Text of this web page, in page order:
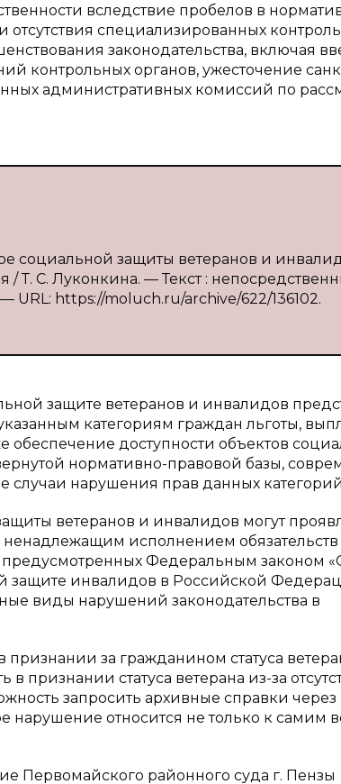
вследствие пробелов в
специализированных
законодательства, включая
контрольных органов, ужесточение
административных комиссий по
социальной защиты ветеранов и
/ Т. С. Луконкина. — Текст :
https://moluch.ru/archive/622/136102.
защите ветеранов и инвалидов
категориям граждан льготы,
доступности объектов
нормативно-правовой базы,
случаи нарушения прав данных
ветеранов и инвалидов могут
исполнением обязательств
Федеральным законом
защите инвалидов в Российской
виды нарушений законодательства в
признании за гражданином статуса
признании статуса ветерана из-за
запросить архивные справки через
относится не только к самим
Первомайского районного суда г. Пензы